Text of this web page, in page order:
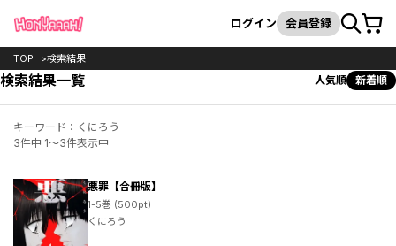
検索
ログイン 会員登録カート
TOP 検索結果
検索結果一覧 人気順 新着順
キーワード：くにろう
3件中 1～3件表示中
悪罪【合冊版】
1-5巻 (500pt)
くにろう